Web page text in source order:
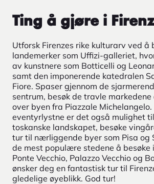
Ting å gjøre i
Utforsk Firenzes rike kulturarv ved å
landemerker som Uffizi-galleriet,
av kunstnere som Botticelli og
samt den imponerende katedralen
Fiore. Spaser gjennom de
sentrum, besøk de travle
over byen fra Piazzale Michelangelo.
eventyrlystne er det også mulighet
toskanske landskapet, besøke
tur til nærliggende byer som Pisa og
de mest populære stedene å besøke
Ponte Vecchio, Palazzo Vecchio og
ønsker deg en fantastisk tur til
gledelige øyeblikk. God tur!